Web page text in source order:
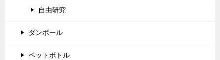
自由研究
ダンボール
ペットボトル